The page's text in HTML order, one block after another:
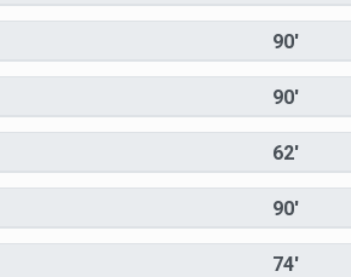
90'
90'
62'
90'
74'